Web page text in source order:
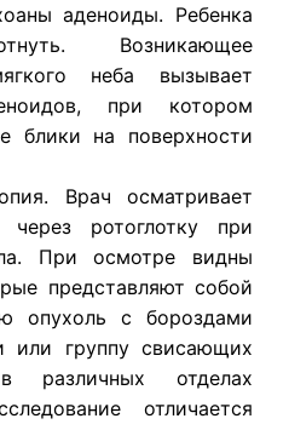
аденоиды. Ребенка
Возникающее
неба вызывает
при котором
блики на поверхности
Врач осматривает
ротоглотку при
При осмотре видны
представляют собой
опухоль с бороздами
или группу свисающих
различных отделах
отличается